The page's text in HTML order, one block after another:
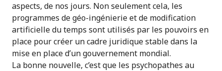
aspects, de nos jours. Non seulement cela, les
programmes de géo-ingénierie et de modification
artificielle du temps sont utilisés par les pouvoirs en
place pour créer un cadre juridique stable dans la
mise en place d’un gouvernement mondial.
La bonne nouvelle, c’est que les psychopathes au